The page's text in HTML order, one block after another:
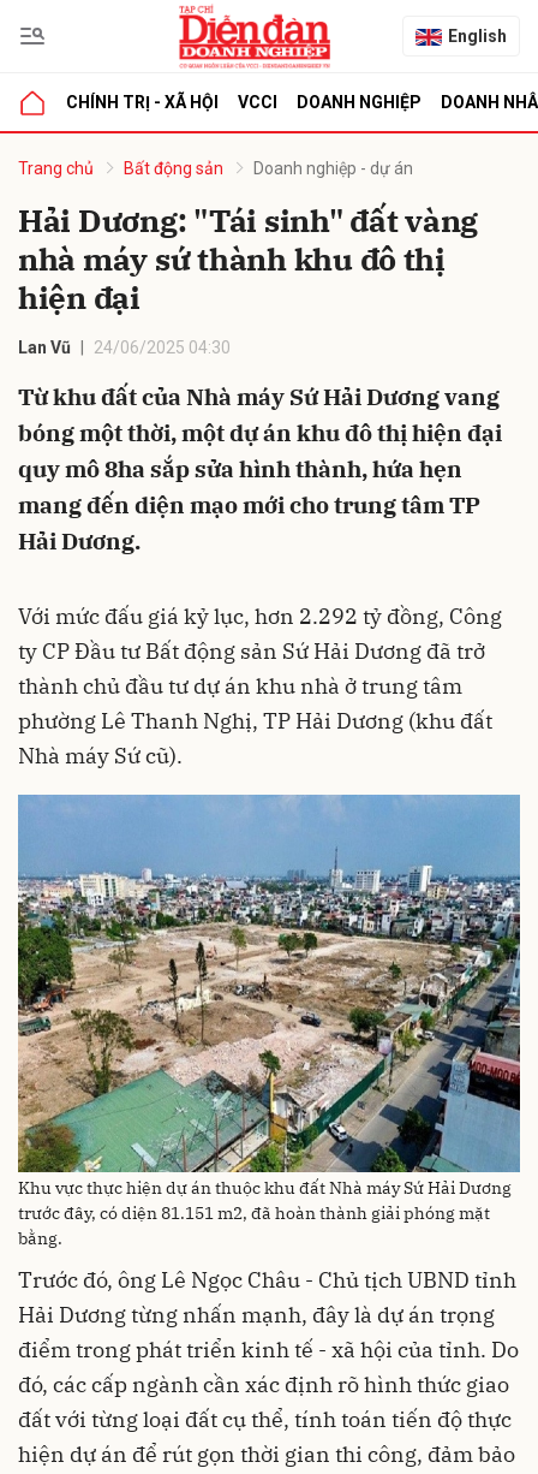
English
CHÍNH TRỊ - XÃ HỘI VCCI DOANH NGHIỆP DOANH
Trang chủ Bất động sản Doanh nghiệp - dự án
Hải Dương: "Tái sinh" đất vàng
nhà máy sứ thành khu đô thị
hiện đại
Lan Vũ 24/06/2025 04:30
Từ khu đất của Nhà máy Sứ Hải Dương vang
bóng một thời, một dự án khu đô thị hiện đại
quy mô 8ha sắp sửa hình thành, hứa hẹn
mang đến diện mạo mới cho trung tâm TP
Hải Dương.
Với mức đấu giá kỷ lục, hơn 2.292 tỷ đồng, Công
ty CP Đầu tư Bất động sản Sứ Hải Dương đã trở
thành chủ đầu tư dự án khu nhà ở trung tâm
phường Lê Thanh Nghị, TP Hải Dương (khu đất
Nhà máy Sứ cũ).
Khu vực thực hiện dự án thuộc khu đất Nhà máy Sứ Hải Dương
trước đây, có diện 81.151 m2, đã hoàn thành giải phóng mặt
bằng.
Trước đó, ông Lê Ngọc Châu - Chủ tịch UBND tỉnh
Hải Dương từng nhấn mạnh, đây là dự án trọng
điểm trong phát triển kinh tế - xã hội của tỉnh. Do
đó, các cấp ngành cần xác định rõ hình thức giao
đất với từng loại đất cụ thể, tính toán tiến độ thực
hiện dự án để rút gọn thời gian thi công, đảm bảo
luận
Hủy